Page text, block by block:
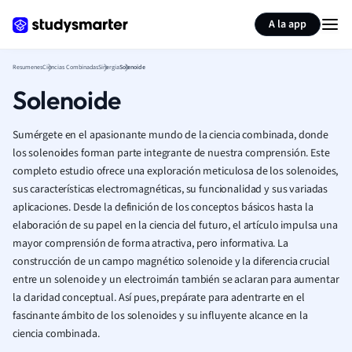
A la app
ResumenesCiencias CombinadasSinergiaSolenoide
Solenoide
Sumérgete en el apasionante mundo de la ciencia combinada, donde
los solenoides forman parte integrante de nuestra comprensión. Este
completo estudio ofrece una exploración meticulosa de los solenoides,
sus características electromagnéticas, su funcionalidad y sus variadas
aplicaciones. Desde la definición de los conceptos básicos hasta la
elaboración de su papel en la ciencia del futuro, el artículo impulsa una
mayor comprensión de forma atractiva, pero informativa. La
construcción de un campo magnético solenoide y la diferencia crucial
entre un solenoide y un electroimán también se aclaran para aumentar
la claridad conceptual. Así pues, prepárate para adentrarte en el
fascinante ámbito de los solenoides y su influyente alcance en la
ciencia combinada.
Resumir página